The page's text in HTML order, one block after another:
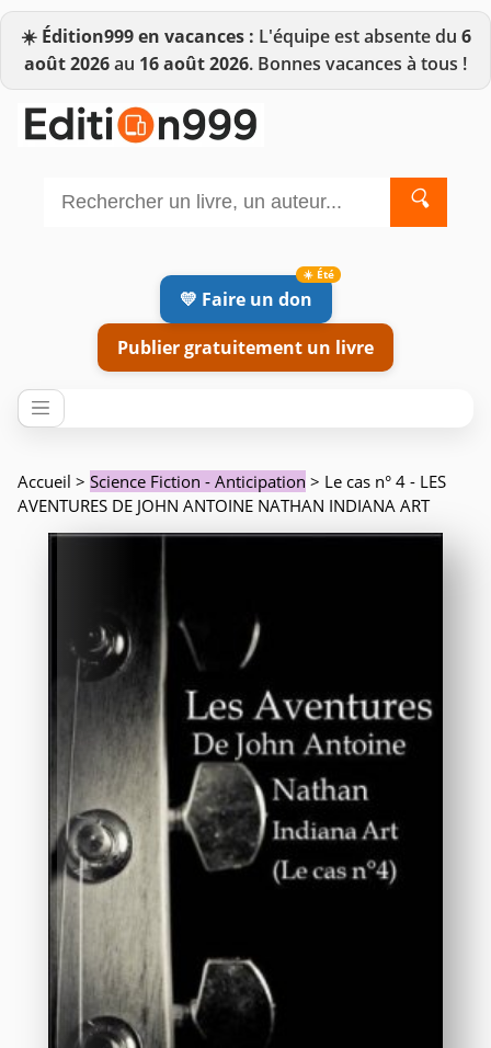
☀️ Édition999 en vacances : L'équipe est absente du 6
août 2026au 16 août 2026. Bonnes vacances à tous !
🔍
💛 Faire un don
Publier gratuitement un livre
Accueil > Science Fiction - Anticipation > Le cas n° 4 - LES
AVENTURES DE JOHN ANTOINE NATHAN INDIANA ART